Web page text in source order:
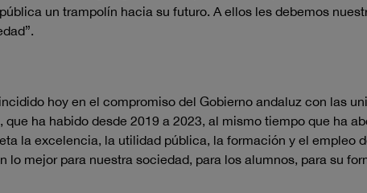
un trampolín hacia su futuro. A ellos les debemos
hoy en el compromiso del Gobierno andaluz con las
ha habido desde 2019 a 2023, al mismo tiempo que ha
la excelencia, la utilidad pública, la formación y el empleo
lo mejor para nuestra sociedad, para los alumnos, para su